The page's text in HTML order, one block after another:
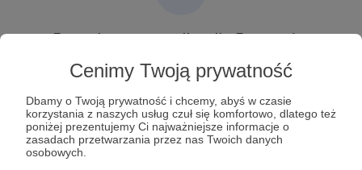
Cenimy Twoją prywatność
Dbamy o Twoją prywatność i chcemy, abyś w czasie
korzystania z naszych usług czuł się komfortowo, dlatego też
poniżej prezentujemy Ci najważniejsze informacje o
zasadach przetwarzania przez nas Twoich danych
osobowych.
Post dostępny tylko dla Patronów
Aby zobaczyć ten materiał musisz być zalogowany
Zostań Patronem
Zaloguj się